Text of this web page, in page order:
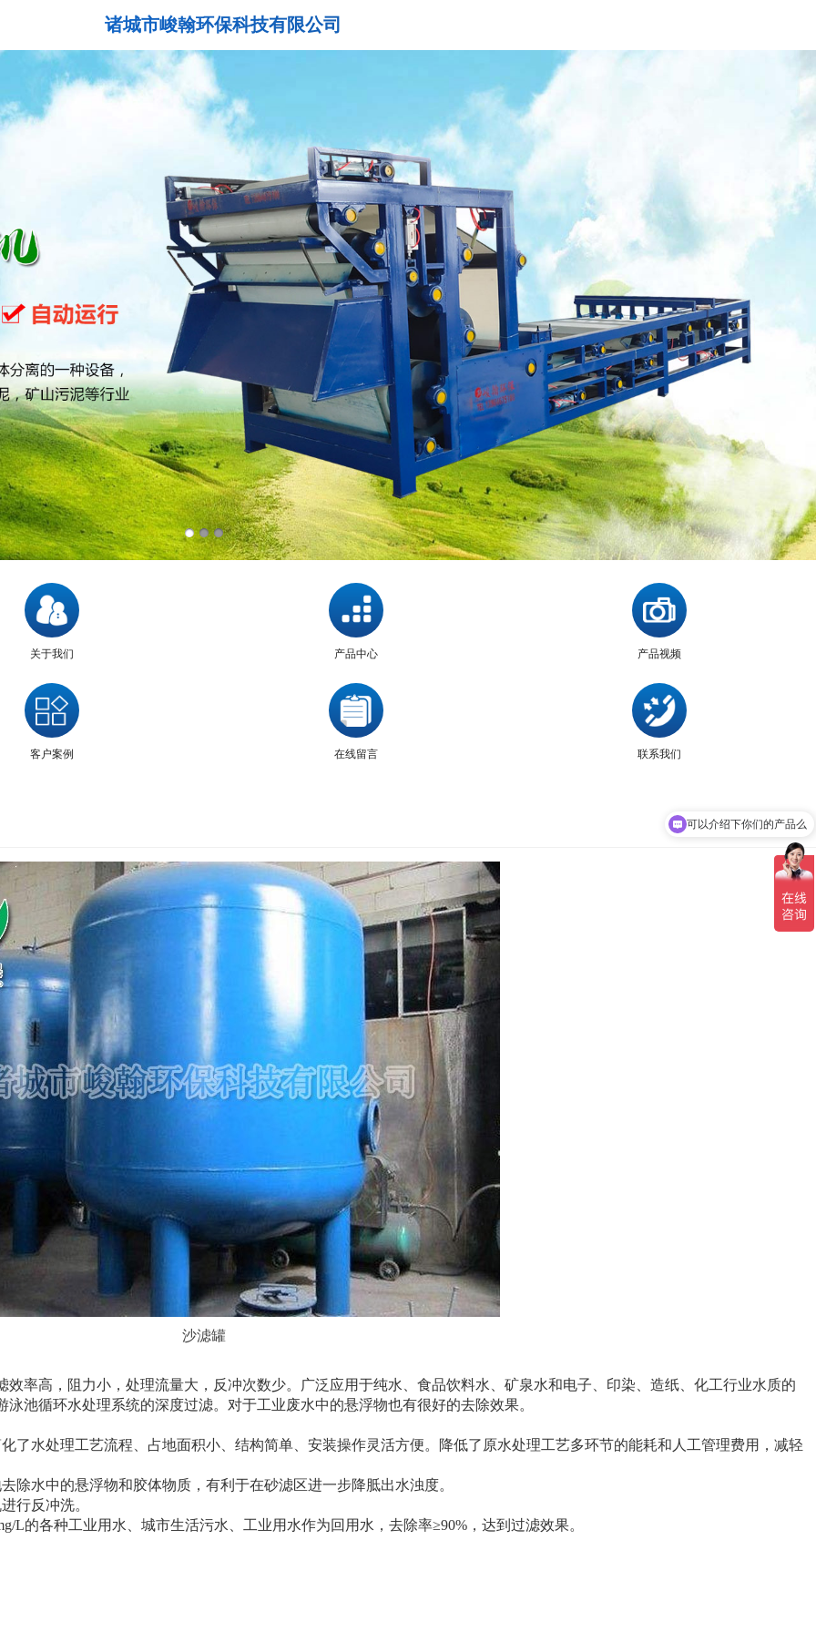
诸城市峻翰环保科技有限公司
关于我们 产品中心 产品视频
客户案例 在线留言 联系我们
查看分类
沙滤罐
率高，阻力小，处理流量大，反冲次数少。广泛应用于纯水、食品饮料水、矿泉水和电子、印染、造纸、化工行业水质的
池循环水处理系统的深度过滤。对于工业废水中的悬浮物也有很好的去除效果。
了水处理工艺流程、占地面积小、结构简单、安装操作灵活方便。降低了原水处理工艺多环节的能耗和人工管理费用，减轻
除水中的悬浮物和胶体物质，有利于在砂滤区进一步降胝出水浊度。
行反冲洗。
L的各种工业用水、城市生活污水、工业用水作为回用水，去除率≥90%，达到过滤效果。
可以介绍下你们的产品么